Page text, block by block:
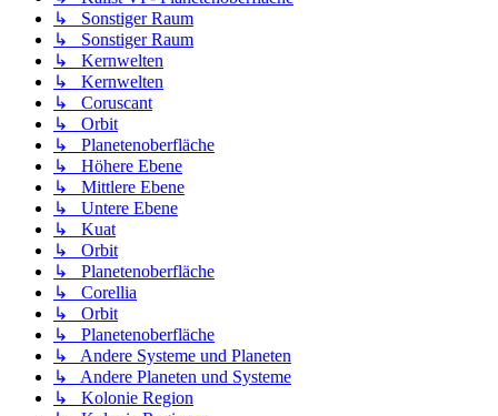
↳ Sonstiger Raum
↳ Sonstiger Raum
↳ Kernwelten
↳ Kernwelten
↳ Coruscant
↳ Orbit
↳ Planetenoberfläche
↳ Höhere Ebene
↳ Mittlere Ebene
↳ Untere Ebene
↳ Kuat
↳ Orbit
↳ Planetenoberfläche
↳ Corellia
↳ Orbit
↳ Planetenoberfläche
↳ Andere Systeme und Planeten
↳ Andere Planeten und Systeme
↳ Kolonie Region